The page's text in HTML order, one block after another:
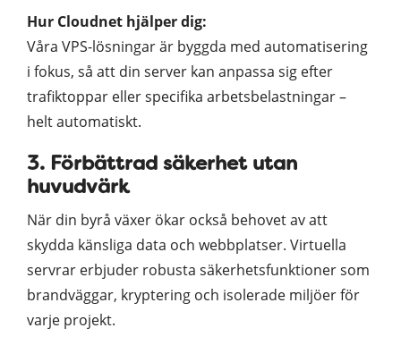
Hur Cloudnet hjälper dig:
Våra VPS-lösningar är byggda med automatisering
i fokus, så att din server kan anpassa sig efter
trafiktoppar eller specifika arbetsbelastningar –
helt automatiskt.
3. Förbättrad säkerhet utan
huvudvärk
När din byrå växer ökar också behovet av att
skydda känsliga data och webbplatser. Virtuella
servrar erbjuder robusta säkerhetsfunktioner som
brandväggar, kryptering och isolerade miljöer för
varje projekt.